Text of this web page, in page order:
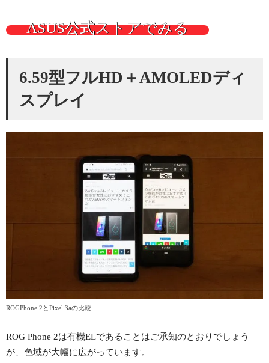
ASUS公式ストアでみる
6.59型フルHD＋AMOLEDディ
スプレイ
ROGPhone 2とPixel 3aの比較
ROG Phone 2は有機ELであることはご承知のとおりでしょう
が、色域が大幅に広がっています。